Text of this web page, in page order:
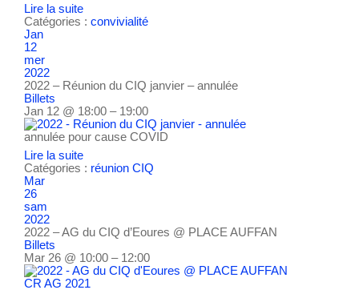
Lire la suite
Catégories : convivialité
Jan
12
mer
2022
2022 – Réunion du CIQ janvier – annulée
Billets
Jan 12 @ 18:00 – 19:00
annulée pour cause COVID
Lire la suite
Catégories : réunion CIQ
Mar
26
sam
2022
2022 – AG du CIQ d’Eoures @ PLACE AUFFAN
Billets
Mar 26 @ 10:00 – 12:00
CR AG 2021